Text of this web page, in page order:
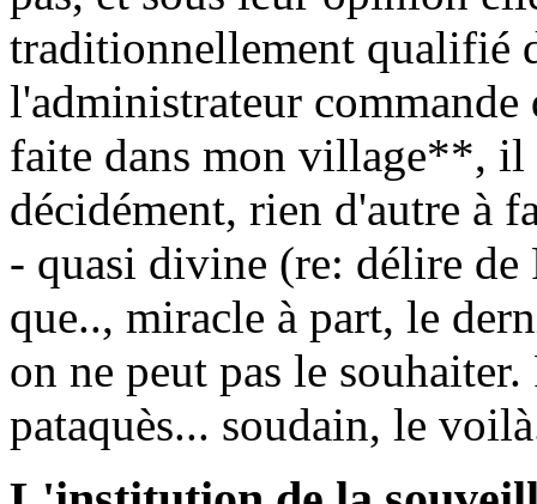
traditionnellement qualifié
l'administrateur
faite dans mon village**, il
décidément, rien d'autre à
- quasi divine (re: délire
que.., miracle à part, le
on ne peut pas le
pataquès... soudain, le